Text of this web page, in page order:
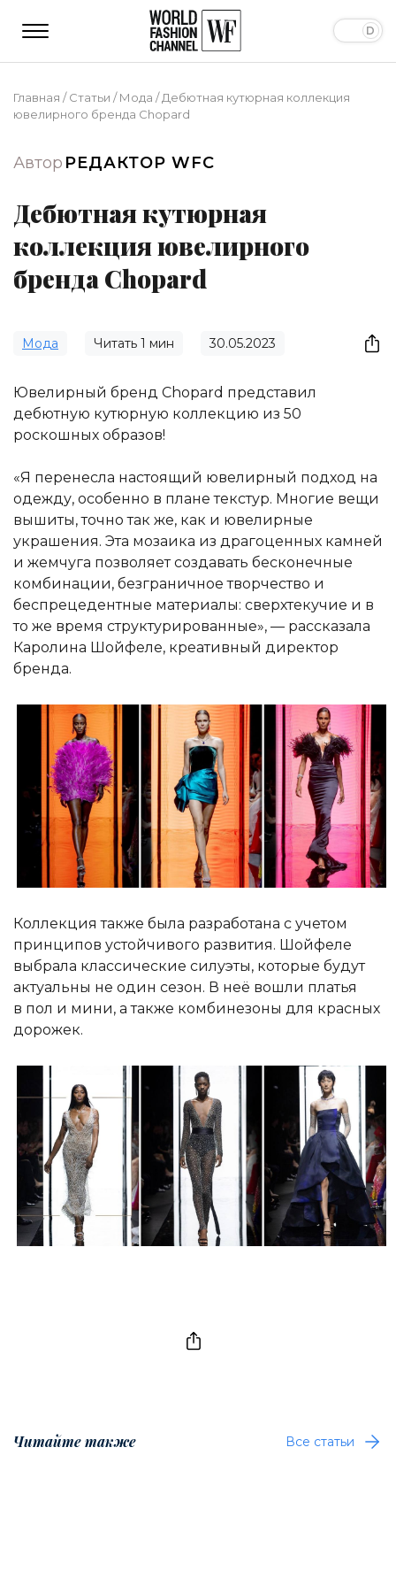
Главная /Статьи /Мода /Дебютная кутюрная коллекция
ювелирного бренда Chopard
Автор РЕДАКТОР WFC
Дебютная кутюрная
коллекция ювелирного
бренда Chopard
Мода Читать 1 мин 30.05.2023
Ювелирный бренд Chopard представил
дебютную кутюрную коллекцию из 50
роскошных образов!
«Я перенесла настоящий ювелирный подход на
одежду, особенно в плане текстур. Многие вещи
вышиты, точно так же, как и ювелирные
украшения. Эта мозаика из драгоценных камней
и жемчуга позволяет создавать бесконечные
комбинации, безграничное творчество и
беспрецедентные материалы: сверхтекучие и в
то же время структурированные», — рассказала
Каролина Шойфеле, креативный директор
бренда.
Коллекция также была разработана с учетом
принципов устойчивого развития. Шойфеле
выбрала классические силуэты, которые будут
актуальны не один сезон. В неё вошли платья
в пол и мини, а также комбинезоны для красных
дорожек.
Читайте также Все статьи